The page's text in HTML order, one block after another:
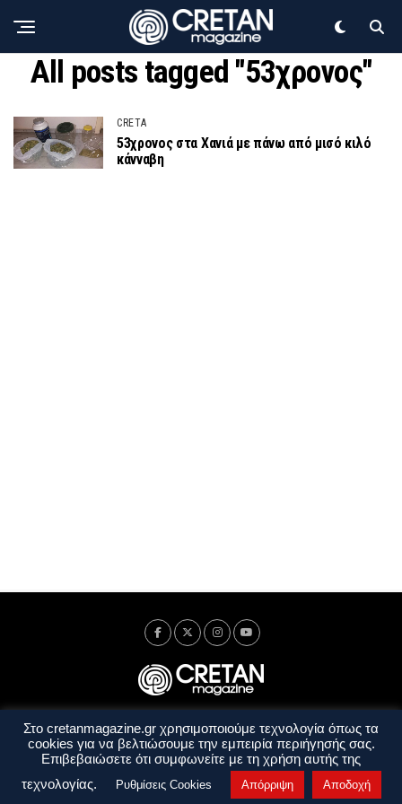
All posts tagged "53χρονος"
CRETA
53χρονος στα Χανιά με πάνω από μισό κιλό
κάνναβη
Ταυτότητα Πολιτική Απορρήτου
Όροι Χρήσης
Όροι και Προϋποθέσεις
Στο cretanmagazine.gr χρησιμοποιούμε τεχνολογία όπως τα
cookies για να βελτιώσουμε την εμπειρία περιήγησής σας.
Επιβεβαιώσετε ότι συμφωνείτε με τη χρήση αυτής της
τεχνολογίας.
Ρυθμίσεις Cookies Απόρριψη Αποδοχή